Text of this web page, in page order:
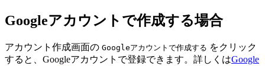
Googleアカウントで作成する場合
アカウント作成画面の Googleアカウントで作成する をクリック
すると、Googleアカウントで登録できます。詳しくはGoogle